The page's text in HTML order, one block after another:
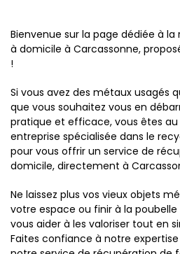
Bienvenue sur la page dédiée à
à domicile à Carcassonne,
!
Si vous avez des métaux usagés
que vous souhaitez vous en
pratique et efficace, vous êtes au
entreprise spécialisée dans le
pour vous offrir un service de
domicile, directement à
Ne laissez plus vos vieux objets
votre espace ou finir à la
vous aider à les valoriser tout en
Faites confiance à notre